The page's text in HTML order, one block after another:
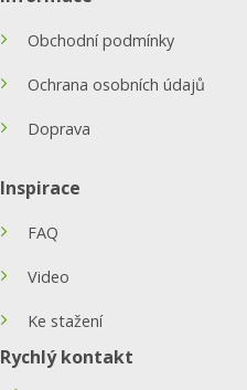
Obchodní podmínky
Ochrana osobních údajů
Doprava
Inspirace
FAQ
Video
Ke stažení
Rychlý kontakt